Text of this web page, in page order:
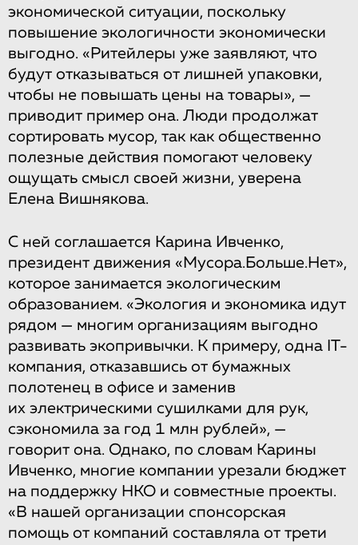
экономической ситуации, поскольку
повышение экологичности экономически
выгодно. «Ритейлеры уже заявляют, что
будут отказываться от лишней упаковки,
чтобы не повышать цены на товары», —
приводит пример она. Люди продолжат
сортировать мусор, так как общественно
полезные действия помогают человеку
ощущать смысл своей жизни, уверена
Елена Вишнякова.
С ней соглашается Карина Ивченко,
президент движения «Мусора.Больше.Нет»,
которое занимается экологическим
образованием. «Экология и экономика идут
рядом — многим организациям выгодно
развивать экопривычки. К примеру, одна IT-
компания, отказавшись от бумажных
полотенец в офисе и заменив
их электрическими сушилками для рук,
сэкономила за год 1 млн рублей», —
говорит она. Однако, по словам Карины
Ивченко, многие компании урезали бюджет
на поддержку НКО и совместные проекты.
«В нашей организации спонсорская
помощь от компаний составляла от трети